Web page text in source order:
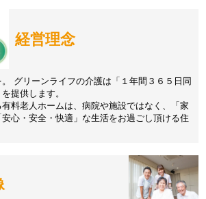
経営理念
グリーンライフの介護は「１年間３６５日同
提供します。
料老人ホームは、病院や施設ではなく、「家
心・安全・快適」な生活をお過ごし頂ける住